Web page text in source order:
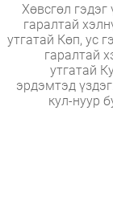
Хөвсгөл гэдэг
гаралтай
утгатай Көп, ус
гаралтай
утгатай
эрдэмтэд
кул-нуур